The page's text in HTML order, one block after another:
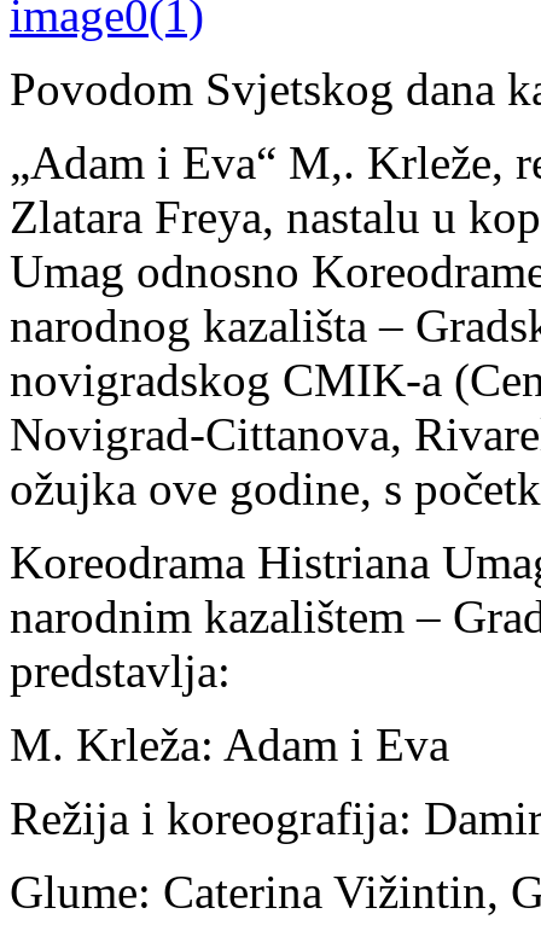
Povodom Svjetskog dana
„Adam i Eva“ M,. Krleže,
Zlatara Freya, nastalu u
Umag odnosno
narodnog kazališta –
novigradskog CMIK-a
Novigrad-Cittanova,
ožujka ove godine, s
Koreodrama Histriana
narodnim kazalištem –
predstavlja:
M. Krleža: Adam i Eva
Režija i koreografija:
Glume: Caterina Vižintin,